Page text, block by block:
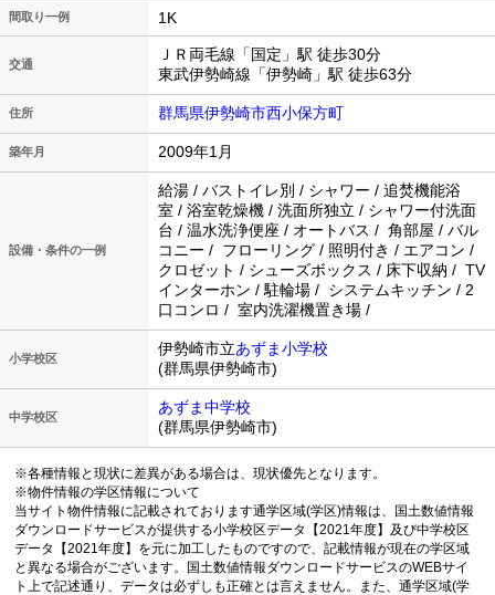
間取り一例 1K
交通
ＪＲ両毛線「国定」駅 徒歩30分
東武伊勢崎線「伊勢崎」駅 徒歩63分
住所 群馬県伊勢崎市西小保方町
築年月 2009年1月
設備・条件の一例
給湯 / バストイレ別 / シャワー / 追焚機能浴
室 / 浴室乾燥機 / 洗面所独立 / シャワー付洗面
台 / 温水洗浄便座 / オートバス / 角部屋 / バル
コニー / フローリング / 照明付き / エアコン /
クロゼット / シューズボックス / 床下収納 / TV
インターホン / 駐輪場 / システムキッチン / 2
口コンロ / 室内洗濯機置き場 /
小学校区
伊勢崎市立あずま小学校
(群馬県伊勢崎市)
中学校区
あずま中学校
(群馬県伊勢崎市)
※各種情報と現状に差異がある場合は、現状優先となります。
※物件情報の学区情報について
当サイト物件情報に記載されております通学区域(学区)情報は、国土数値情報
ダウンロードサービスが提供する小学校区データ【2021年度】及び中学校区
データ【2021年度】を元に加工したものですので、記載情報が現在の学区域
と異なる場合がございます。国土数値情報ダウンロードサービスのWEBサイ
ト上で記述通り、データは必ずしも正確とは言えません。また、通学区域(学